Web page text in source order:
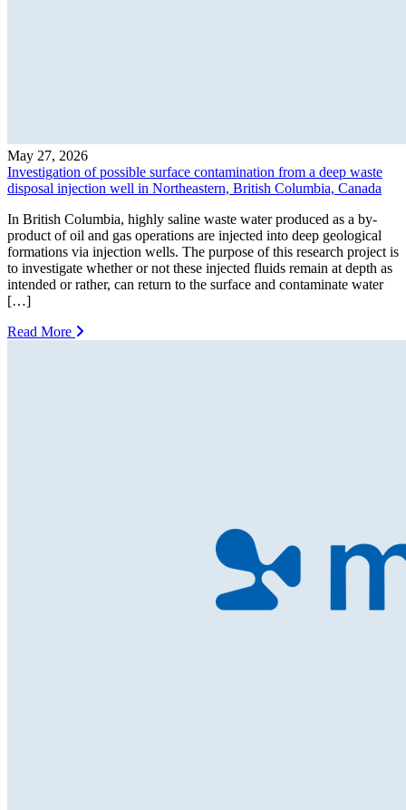
May 27, 2026
Investigation of possible surface contamination from a deep waste
disposal injection well in Northeastern, British Columbia, Canada
In British Columbia, highly saline waste water produced as a by-
product of oil and gas operations are injected into deep geological
formations via injection wells. The purpose of this research project is
to investigate whether or not these injected fluids remain at depth as
intended or rather, can return to the surface and contaminate water
[…]
Read More